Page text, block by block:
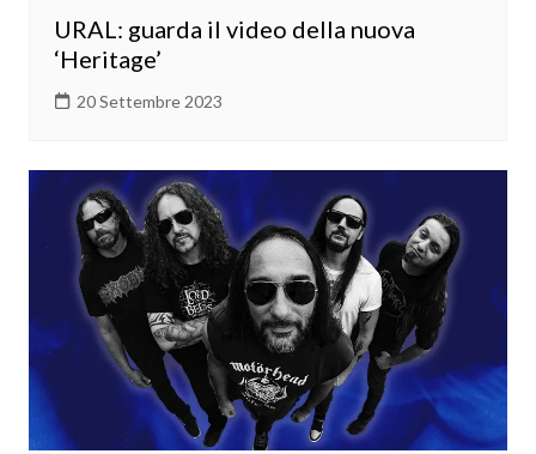
URAL: guarda il video della nuova
‘Heritage’
20 Settembre 2023